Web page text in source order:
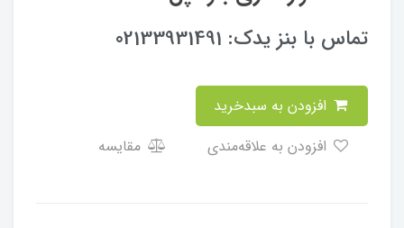
تماس با بنز یدک: 02133931491
مقایسه